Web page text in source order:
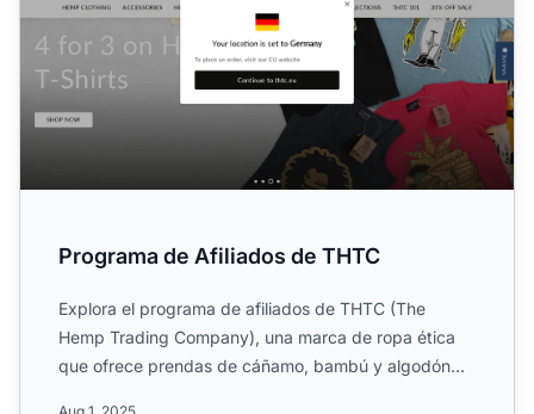
Programa de Afiliados de THTC
Explora el programa de afiliados de THTC (The
Hemp Trading Company), una marca de ropa ética
que ofrece prendas de cáñamo, bambú y algodón